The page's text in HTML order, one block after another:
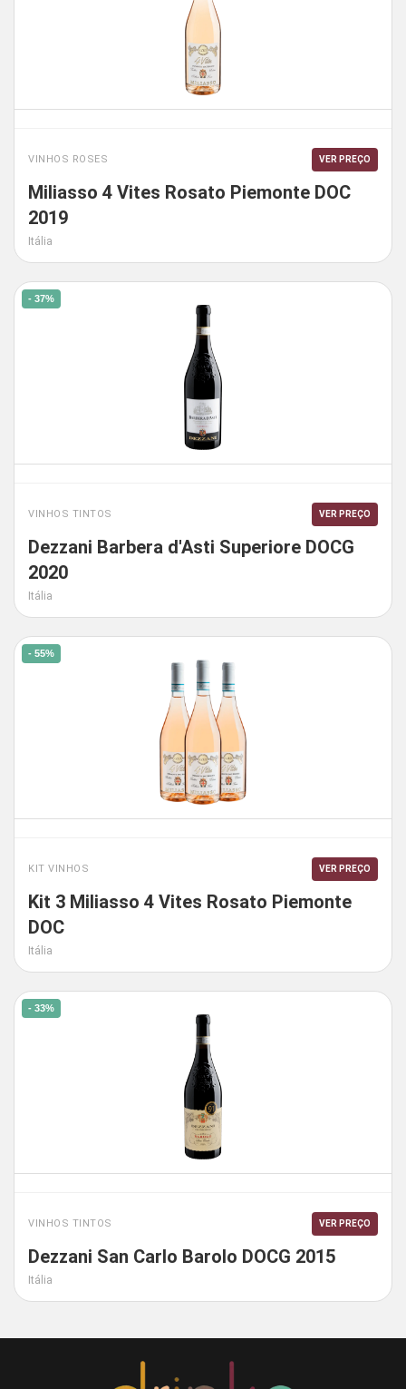
VINHOS ROSES VER PREÇO
Miliasso 4 Vites Rosato Piemonte DOC
2019
Itália
- 37%
VINHOS TINTOS VER PREÇO
Dezzani Barbera d'Asti Superiore DOCG
2020
Itália
- 55%
KIT VINHOS VER PREÇO
Kit 3 Miliasso 4 Vites Rosato Piemonte
DOC
Itália
- 33%
VINHOS TINTOS VER PREÇO
Dezzani San Carlo Barolo DOCG 2015
Itália